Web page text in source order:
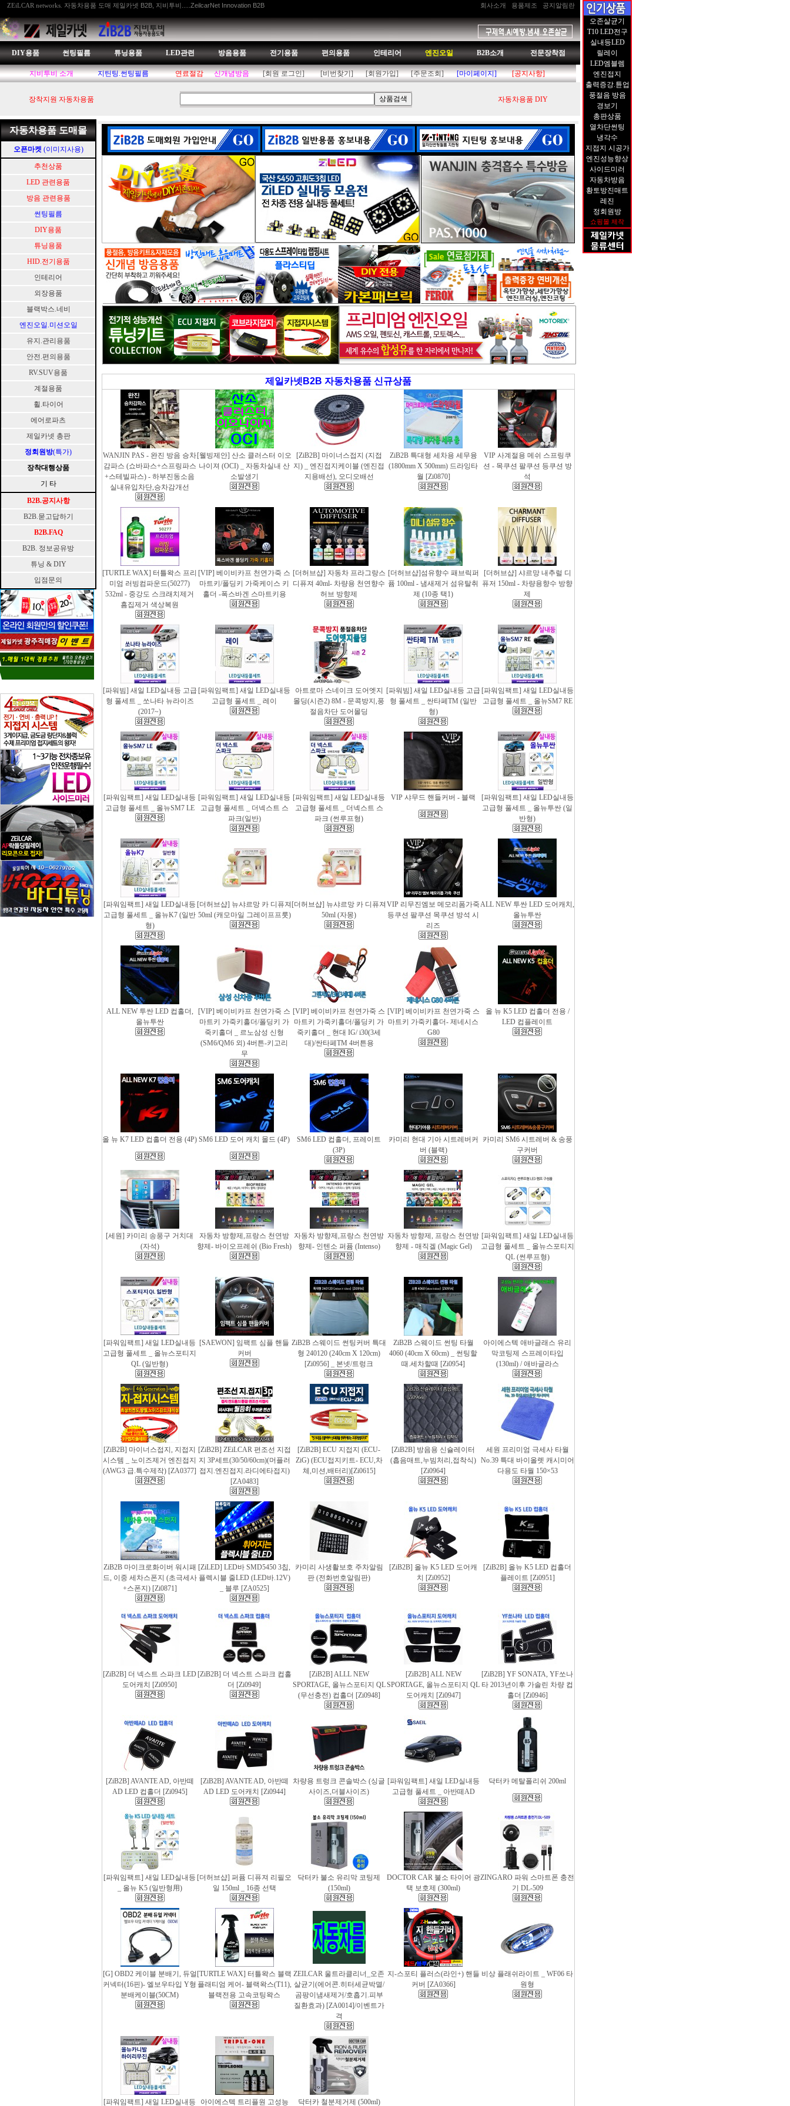
ZEiLCAR networks. 자동차용품 도매 제일카넷 B2B, 지비투비.....ZeilcarNet Innovation B2B 회사소개 용품제조 공지알림란
DIY용품 썬팅필름 튜닝용품 LED관련 방음용품 전기용품 편의용품 인테리어 엔진오일 B2B소개 전문장착점
지비투비 소개 지틴팅.썬팅필름 연료절감 신개념방음 [회원 로그인] [비번찾기] [회원가입] [주문조회] [마이페이지] [공지사항]
장착지원 자동차용품 자동차용품 DIY
자동차용품 도매몰
오픈마켓 (이미지사용)
추천상품
LED 관련용품
방음 관련용품
썬팅필름
DIY용품
튜닝용품
HID.전기용품
인테리어
외장용품
블랙박스.네비
엔진오일.미션오일
유지.관리용품
안전.편의용품
RV.SUV용품
계절용품
휠.타이어
에어로파츠
제일카넷 총판
정회원방(특가)
장착대행상품
기 타
B2B.공지사항
B2B.묻고답하기
B2B.FAQ
B2B. 정보공유방
튜닝 & DIY
입점문의
제일카넷B2B 자동차용품 신규상품
WANJIN PAS - 완진 방음 승차
감파스 (쇼바파스+스프링파스
+스테빌파스) - 하부진동소음
실내유입차단,승차감개선
[웰빙제안] 산소 클러스터 이오
나이져 (OCI) _ 자동차실내 산
소발생기
[ZiB2B] 마이너스접지 (지접
지) _ 엔진접지케이블 (엔진접
지용배선), 오디오배선
ZiB2B 특대형 세차용 세무융
(1800mm X 500mm) 드라잉타
월 [Zi0870]
VIP 사계절용 메쉬 스프링쿠
션 - 목쿠션 팔쿠션 등쿠션 방
석
[TURTLE WAX] 터틀왁스 프리
미엄 러빙컴파운드(50277)
532ml - 중강도 스크래치제거
흠집제거 색상복원
[VIP] 베이비카프 천연가죽 스
마트키/폴딩키 가죽케이스 키
홀더 -폭스바겐 스마트키용
[더허브샵] 자동차 프라그랑스
디퓨져 40ml- 차량용 천연향수
허브 방향제
[더허브샵]섬유향수 패브릭퍼
퓸 100ml - 냄새제거 섬유탈취
제 (10종 택1)
[더허브샵] 샤르망 내추럴 디
퓨저 150ml - 차량용향수 방향
제
[파워빔] 새일 LED실내등 고급
형 풀세트 _ 쏘나타 뉴라이즈
(2017~)
[파워임팩트] 새일 LED실내등
고급형 풀세트 _ 레이
아트로마 스네이크 도어엣지
몰딩(시즌2) 8M - 문콕방지,풍
절음차단 도어몰딩
[파워빔] 새일 LED실내등 고급
형 풀세트 _ 싼타페TM (일반
형)
[파워임팩트] 새일 LED실내등
고급형 풀세트 _ 올뉴SM7 RE
[파워임팩트] 새일 LED실내등
고급형 풀세트 _ 올뉴SM7 LE
[파워임팩트] 새일 LED실내등
고급형 풀세트 _ 더넥스트 스
파크(일반)
[파워임팩트] 새일 LED실내등
고급형 풀세트 _ 더넥스트 스
파크 (썬루프형)
VIP 샤무드 핸들커버 - 블랙
[파워임팩트] 새일 LED실내등
고급형 풀세트 _ 올뉴투싼 (일
반형)
[파워임팩트] 새일 LED실내등
고급형 풀세트 _ 올뉴K7 (일반
형)
[더허브샵] 뉴샤르망 카 디퓨져
50ml (캐모마일 그레이프프룻)
[더허브샵] 뉴샤르망 카 디퓨져
50ml (자몽)
VIP 리무진엠보 메모리폼가죽
등쿠션 팔쿠션 목쿠션 방석 시
리즈
ALL NEW 투싼 LED 도어캐치,
올뉴투싼
ALL NEW 투싼 LED 컵홀더,
올뉴투싼
[VIP] 베이비카프 천연가죽 스
마트키 가죽키홀더/폴딩키 가
죽키홀더 _ 르노삼성 신형
(SM6/QM6 외) 4버튼-키고리
무
[VIP] 베이비카프 천연가죽 스
마트키 가죽키홀더/폴딩키 가
죽키홀더 _ 현대 IG/ i30(3세
대)/싼타페TM 4버튼용
[VIP] 베이비카프 천연가죽 스
마트키 가죽키홀더- 제네시스
G80
올 뉴 K5 LED 컵홀더 전용 /
LED 컵플레이트
올 뉴 K7 LED 컵홀더 전용 (4P) SM6 LED 도어 캐치 몰드 (4P)
SM6 LED 컵홀더, 프레이트
(3P)
카미리 현대 기아 시트레버커
버 (블랙)
카미리 SM6 시트레버 & 송풍
구커버
[세원] 카미리 송풍구 거치대
(자석)
자동차 방향제,프랑스 천연방
향제- 바이오프레쉬 (Bio Fresh)
자동차 방향제,프랑스 천연방
향제- 인텐소 퍼퓸 (Intenso)
자동차 방향제, 프랑스 천연방
향제 - 매직겔 (Magic Gel)
[파워임팩트] 새일 LED실내등
고급형 풀세트 _ 올뉴스포티지
QL (썬루프형)
[파워임팩트] 새일 LED실내등
고급형 풀세트 _ 올뉴스포티지
QL (일반형)
[SAEWON] 임팩트 심플 핸들
커버
ZiB2B 스웨이드 썬팅커버 특대
형 240120 (240cm X 120cm)
[Zi0956] _ 본넷/트렁크
ZiB2B 스웨이드 썬팅 타월
4060 (40cm X 60cm) _ 썬팅할
때.세차할때 [Zi0954]
아이에스텍 애바글래스 유리
막코팅제 스프레이타입
(130ml) / 애바글라스
[ZiB2B] 마이너스접지, 지접지
시스템 _ 노이즈제거 엔진접지
(AWG3 급.특수제작) [ZA0377]
[ZiB2B] ZEiLCAR 편조선 지접
지 3P세트(30/50/60cm)(머플러
접지.엔진접지.라디에타접지)
[ZA0483]
[ZiB2B] ECU 지접지 (ECU-
ZiG) (ECU접지키트- ECU,차
체,미션,배터리)[Zi0615]
[ZiB2B] 방음용 신슐레이터
(흡음매트,누빔처리,접착식)
[Zi0964]
세원 프리미엄 극세사 타월
No.39 특대 바이올렛 캐시미어
다용도 타월 150×53
ZiB2B 마이크로화이버 워시패
드, 이중 세차스폰지 (초극세사
+스폰지) [Zi0871]
[ZiLED] LED바 SMD5450 3칩,
플렉시블 줄LED (LED바.12V)
_ 블루 [ZA0525]
카미리 사생활보호 주차알림
판 (전화번호알림판)
[ZiB2B] 올뉴 K5 LED 도어캐
치 [Zi0952]
[ZiB2B] 올뉴 K5 LED 컵홀더
플레이트 [Zi0951]
[ZiB2B] 더 넥스트 스파크 LED
도어캐치 [Zi0950]
[ZiB2B] 더 넥스트 스파크 컵홀
더 [Zi0949]
[ZiB2B] ALLL NEW
SPORTAGE, 올뉴스포티지 QL
(무선충전) 컵홀더 [Zi0948]
[ZiB2B] ALL NEW
SPORTAGE, 올뉴스포티지 QL
도어캐치 [Zi0947]
[ZiB2B] YF SONATA, YF쏘나
타 2013년이후 가솔린 차량 컵
홀더 [Zi0946]
[ZiB2B] AVANTE AD, 아반떼
AD LED 컵홀더 [Zi0945]
[ZiB2B] AVANTE AD, 아반떼
AD LED 도어캐치 [Zi0944]
차량용 트렁크 콘솔박스 (싱글
사이즈,더블사이즈)
[파워임팩트] 새일 LED실내등
고급형 풀세트 _ 아반떼AD
닥터카 메탈폴리쉬 200ml
[파워임팩트] 새일 LED실내등
_ 올뉴 K5 (일반형用)
[더허브샵] 퍼퓸 디퓨져 리필오
일 150ml _ 16종 선택
닥터카 불소 유리막 코팅제
(150ml)
DOCTOR CAR 불소 타이어 광
택 보호제 (300ml)
ZINGARO 파워 스마트폰 충전
기 DL-509
[G] OBD2 케이블 분배기, 듀얼
커넥터(16핀)- 엘보우타입 Y형
분배케이블(50CM)
[TURTLE WAX] 터틀왁스 블랙
플래티엄 케어- 블랙왁스(T11),
블랙전용 고속코팅왁스
ZEILCAR 울트라클리너_오존
살균기(에어콘.히터세균박멸/
곰팡이냄새제거/호흡기.피부
질환효과) [ZA0014]/이벤트가
격
지-스포티 플러스(라인+) 핸들
커버 [ZA0366]
비상 플래쉬라이트 _ WF06 타
원형
[파워임팩트] 새일 LED실내등 아이에스텍 트리플원 고성능 닥터카 철분제거제 (500ml)
오존살균기
T10 LED전구
실내등LED
릴레이
LED엠블렘
엔진접지
출력증강.튠업
풍절음 방음
경보기
총판상품
열차단썬팅
냉각수
지접지 시공가
엔진성능향상
사이드미러
자동차방음
황토방진매트
레진
정회원방
쇼핑몰 제작